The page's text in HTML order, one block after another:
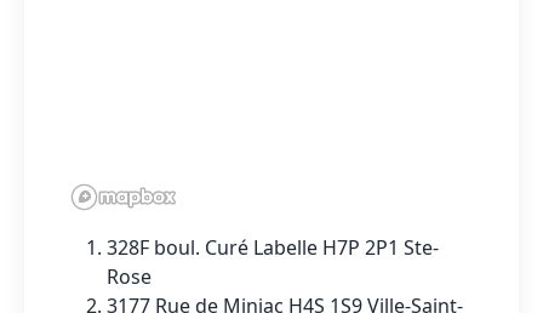
328F boul. Curé Labelle H7P 2P1 Ste-
Rose
3177 Rue de Miniac H4S 1S9 Ville-Saint-